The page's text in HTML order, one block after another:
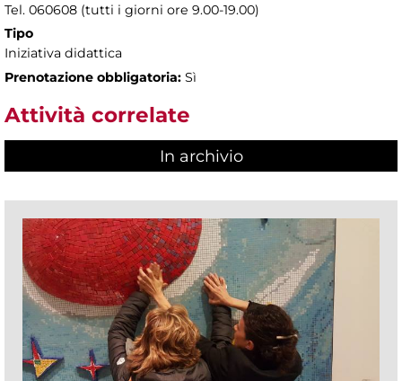
Tel. 060608 (tutti i giorni ore 9.00-19.00)
Tipo
Iniziativa didattica
Prenotazione obbligatoria: Sì
Attività correlate
In archivio